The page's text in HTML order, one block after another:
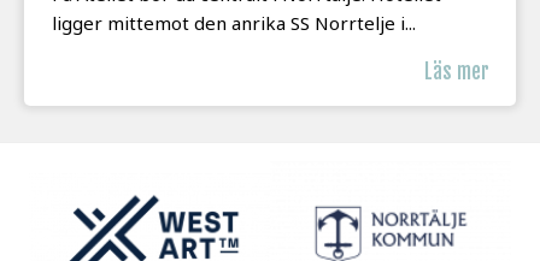
ligger mittemot den anrika SS Norrtelje i...
Läs mer